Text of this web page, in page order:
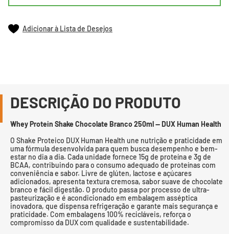
Adicionar à Lista de Desejos
DESCRIÇÃO DO PRODUTO
Whey Protein Shake Chocolate Branco 250ml — DUX Human Health
O Shake Proteico DUX Human Health une nutrição e praticidade em
uma fórmula desenvolvida para quem busca desempenho e bem-
estar no dia a dia. Cada unidade fornece 15g de proteína e 3g de
BCAA, contribuindo para o consumo adequado de proteínas com
conveniência e sabor. Livre de glúten, lactose e açúcares
adicionados, apresenta textura cremosa, sabor suave de chocolate
branco e fácil digestão. O produto passa por processo de ultra-
pasteurização e é acondicionado em embalagem asséptica
inovadora, que dispensa refrigeração e garante mais segurança e
praticidade. Com embalagens 100% recicláveis, reforça o
compromisso da DUX com qualidade e sustentabilidade.